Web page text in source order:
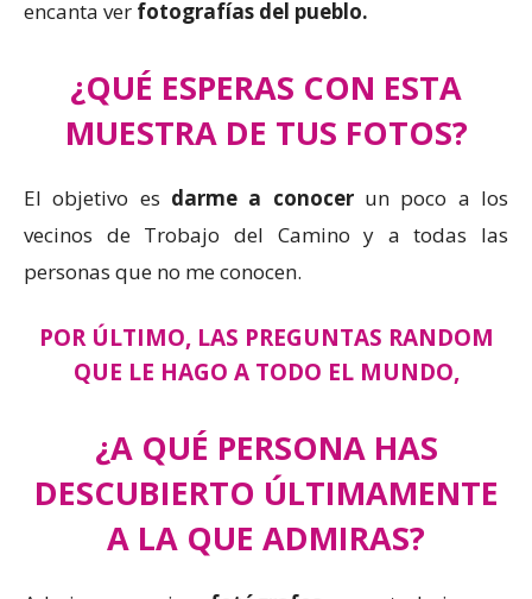
encanta ver fotografías del pueblo.
¿QUÉ ESPERAS CON ESTA
MUESTRA DE TUS FOTOS?
El objetivo es darme a conocerun poco a los
vecinos de Trobajo del Camino y a todas las
personas que no me conocen.
POR ÚLTIMO, LAS PREGUNTAS RANDOM
QUE LE HAGO A TODO EL MUNDO,
¿A QUÉ PERSONA HAS
DESCUBIERTO ÚLTIMAMENTE
A LA QUE ADMIRAS?